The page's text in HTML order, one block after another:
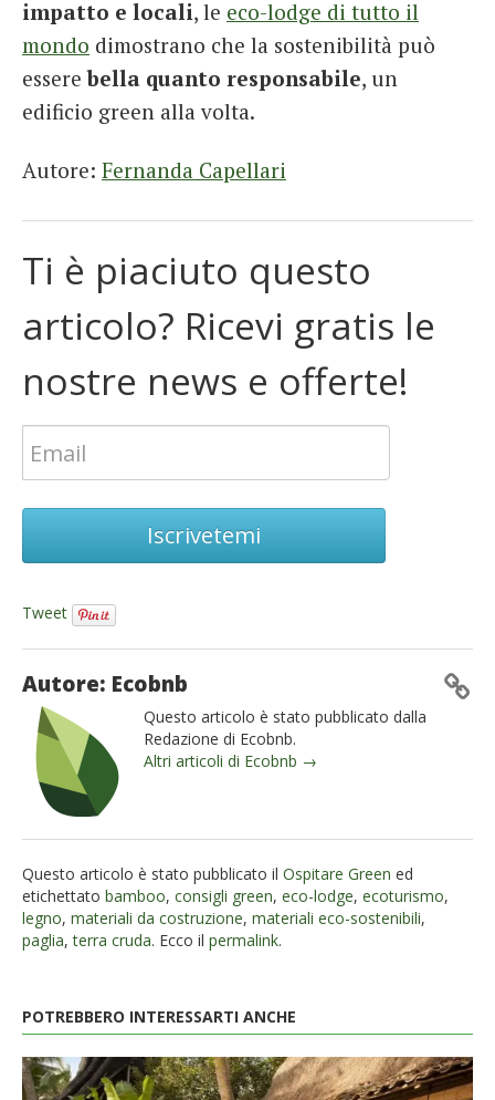
impatto e locali, le eco-lodge di tutto il
mondo dimostrano che la sostenibilità può
esserebella quanto responsabile, un
edificio green alla volta.
Autore: Fernanda Capellari
Ti è piaciuto questo
articolo? Ricevi gratis le
nostre news e offerte!
Iscrivetemi
Tweet
Autore: Ecobnb
Questo articolo è stato pubblicato dalla
Redazione di Ecobnb.
Altri articoli di Ecobnb →
Questo articolo è stato pubblicato il Ospitare Green ed
etichettato bamboo, consigli green, eco-lodge, ecoturismo,
legno, materiali da costruzione, materiali eco-sostenibili,
paglia,terra cruda. Ecco il permalink.
POTREBBERO INTERESSARTI ANCHE